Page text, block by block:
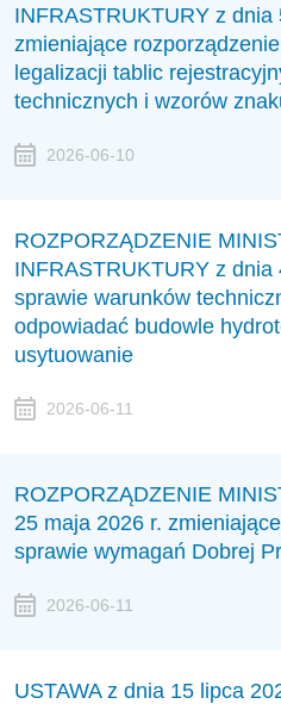
INFRASTRUKTURY z dnia
zmieniające
legalizacji tablic
technicznych i wzorów
2026-06-10
ROZPORZĄDZENIE
INFRASTRUKTURY z dnia
sprawie warunków
odpowiadać budowle
usytuowanie
2026-06-11
ROZPORZĄDZENIE
25 maja 2026 r.
sprawie wymagań Dobrej
2026-06-11
USTAWA z dnia 15 lipca